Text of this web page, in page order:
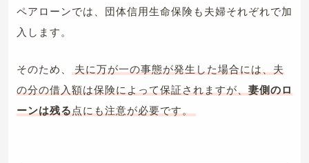
ペアローンでは、団体信用生命保険も夫婦それぞれで加
入します。
そのため、
夫に万が一の事態が発生した場合には、夫
の分の借入額は保険によって保証されますが、 妻側のロ
ーンは残る 点にも注意が必要です。